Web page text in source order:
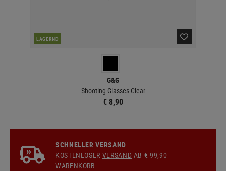
LAGERND
G&G
Shooting Glasses Clear
€ 8,90
SCHNELLER VERSAND
KOSTENLOSER VERSAND AB € 99,90
WARENKORB